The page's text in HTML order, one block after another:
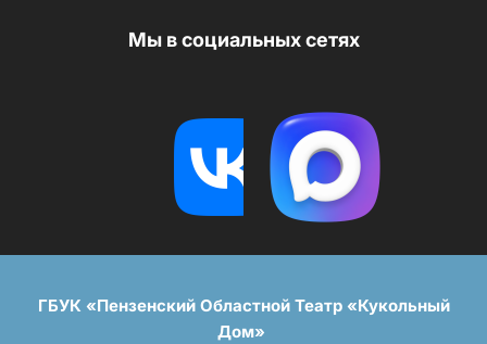
Мы в социальных сетях
ГБУК «Пензенский Областной Театр «Кукольный
Дом»